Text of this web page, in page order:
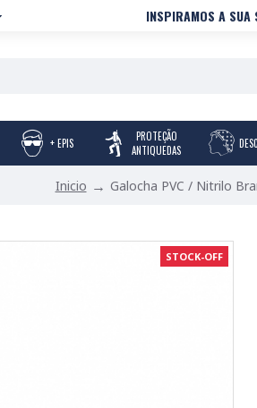
INSPIRAMOS A SUA
+ EPIS
PROTEÇÃO
ANTIQUEDAS
Inicio Galocha PVC / Nitrilo
STOCK-OFF